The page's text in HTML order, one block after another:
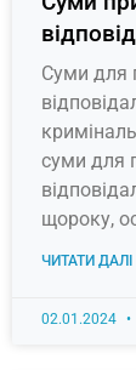
Суми для
суми для
щороку,
ЧИТАТИ ДАЛІ
02.01.2024